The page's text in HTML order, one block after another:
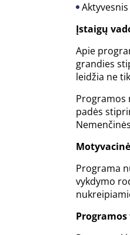
Įstaigų
Apie
grandies
leidžia ne
Programos
padės
Programa
vykdymo